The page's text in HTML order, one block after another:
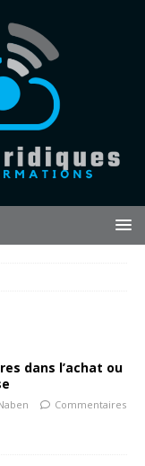
dans l’achat ou
Commentaires